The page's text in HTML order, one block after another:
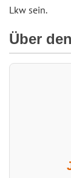
Lkw sein.
Über